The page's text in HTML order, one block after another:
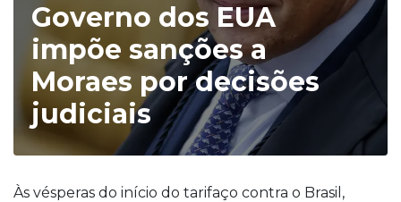
Governo dos EUA
impõe sanções a
Moraes por decisões
judiciais
Às vésperas do início do tarifaço contra o Brasil,